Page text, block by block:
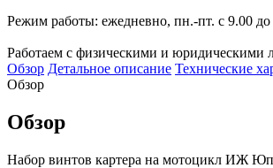
Режим работы: ежедневно, пн.-пт. с 9.00 до
Работаем с физическими и юридическими
Обзор Детальное описание Технические
Обзор
Обзор
Набор винтов картера на мотоцикл ИЖ